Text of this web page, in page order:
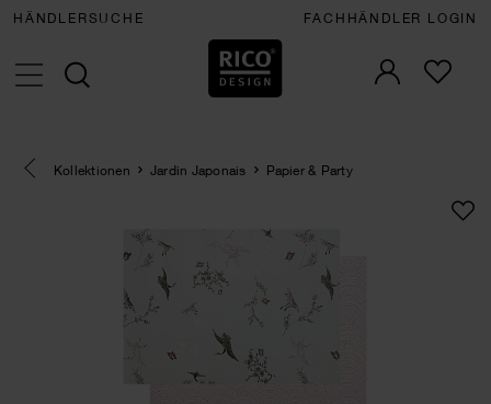
HÄNDLERSUCHE FACHHÄNDLER LOGIN
Eine Kategorie zurück navigieren
Kollektionen Jardin Japonais Papier & Party